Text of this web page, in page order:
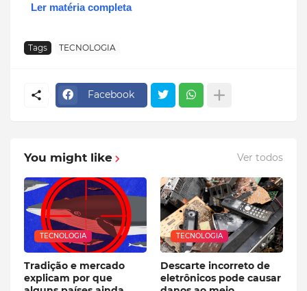
Ler matéria completa
Tags TECNOLOGIA
Facebook
You might like Ver todos
TECNOLOGIA
Tradição e mercado
explicam por que
TECNOLOGIA
Descarte incorreto de
eletrônicos pode causar